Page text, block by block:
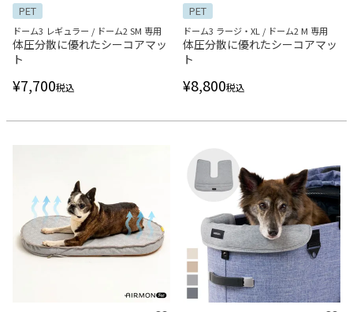
PET
ドーム3 レギュラー / ドーム2 SM 専用
体圧分散に優れたシーコアマッ
ト
¥7,700税込
PET
ドーム3 ラージ・XL / ドーム2 M 専用
体圧分散に優れたシーコアマッ
ト
¥8,800税込